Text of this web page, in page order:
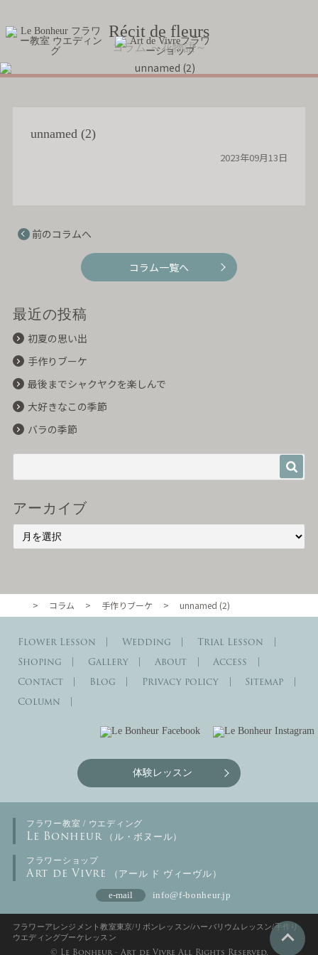
Récit de fleurs
コラム ～花物語～
unnamed (2)
2023年09月13日
前のコラムへ
コラム一覧へ
最近の投稿
初夏の思い出
手作りブーケ
最後までシャクヤクを楽しんで
大好きなこの季節
バラの季節
アーカイブ
東京・自由が丘のル・ボヌール
> コラム > 手作りブーケ > unnamed (2)
Flower Lesson Wedding
Trial Lesson
Shoping
Gallery About
Access
Contact
Blog Privacy policy
Sitemap
Column
体験レッスン
フラワー教室 / ウエディング
Le Bonheur （ル・ボヌール）
フラワーショップ
Art de Vivre （アール ド ヴィーヴル）
e-mail info@f-bonheur.jp
フラワーアレンジメント教室東京/リボンレッスン/ハーバリウムレッスン/手作り
ウエディングブーケレッスン
© Le Bonheur - Art de Vivre All Rights Reserved.